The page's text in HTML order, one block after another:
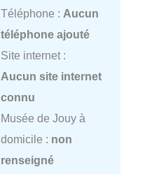
Téléphone : Aucun
téléphone ajouté
Site internet :
Aucun site internet
connu
Musée de Jouy à
domicile : non
renseigné